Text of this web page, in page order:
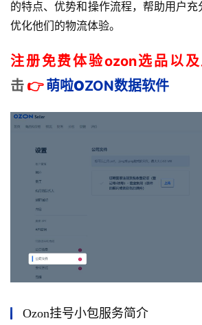
的特点、优势和操作流程，帮助用户
优化他们的物流体验。
注册免费体验ozon选品以及
击 👉 萌啦OZON数据软件
Ozon挂号小包服务简介